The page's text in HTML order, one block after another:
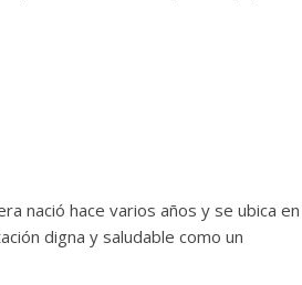
nació hace varios años y se ubica en
digna y saludable como un